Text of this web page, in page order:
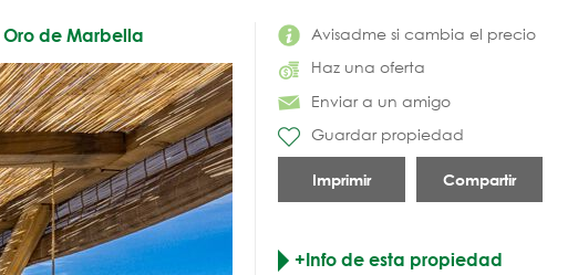
Avisadme si cambia el precio
Haz una oferta
Enviar a un amigo
Guardar propiedad
Imprimir Compartir
de Marbella
+Info de esta propiedad